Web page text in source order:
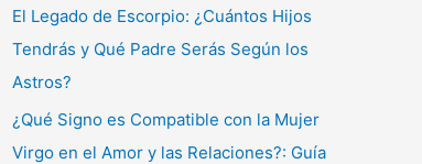
El Legado de Escorpio: ¿Cuántos Hijos
Tendrás y Qué Padre Serás Según los
Astros?
¿Qué Signo es Compatible con la Mujer
Virgo en el Amor y las Relaciones?: Guía